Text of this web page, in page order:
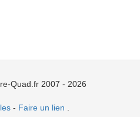
Quad.fr 2007 - 2026
- Faire un lien